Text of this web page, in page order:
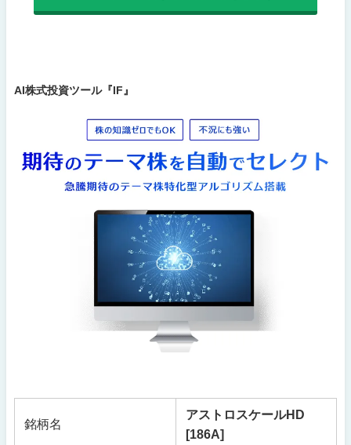
AI株式投資ツール『IF』
銘柄名
アストロスケールHD
[186A]